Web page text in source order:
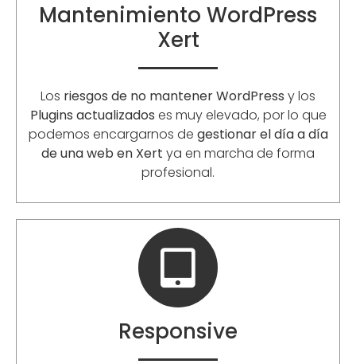
Mantenimiento WordPress
Xert
Los riesgos de no mantener WordPress y los
Plugins actualizados es muy elevado, por lo que
podemos encargarnos de gestionar el día a día
de una web en Xert ya en marcha de forma
profesional.
Responsive